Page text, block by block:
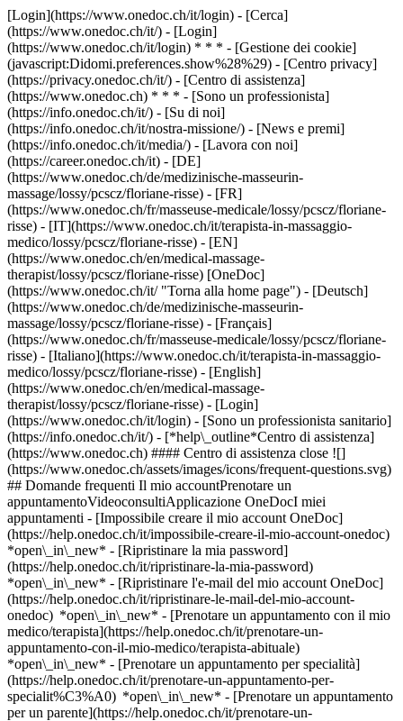
[Login](https://www.onedoc.ch/it/login) - [Cerca]
(https://www.onedoc.ch/it/) - [Login]
(https://www.onedoc.ch/it/login) * * * - [Gestione dei cookie]
(javascript:Didomi.preferences.show%28%29) - [Centro privacy]
(https://privacy.onedoc.ch/it/) - [Centro di assistenza]
(https://www.onedoc.ch) * * * - [Sono un professionista]
(https://info.onedoc.ch/it/) - [Su di noi]
(https://info.onedoc.ch/it/nostra-missione/) - [News e premi]
(https://info.onedoc.ch/it/media/) - [Lavora con noi]
(https://career.onedoc.ch/it) - [DE]
(https://www.onedoc.ch/de/medizinische-masseurin-
massage/lossy/pcscz/floriane-risse) - [FR]
(https://www.onedoc.ch/fr/masseuse-medicale/lossy/pcscz/floriane-
risse) - [IT](https://www.onedoc.ch/it/terapista-in-massaggio-
medico/lossy/pcscz/floriane-risse) - [EN]
(https://www.onedoc.ch/en/medical-massage-
therapist/lossy/pcscz/floriane-risse) [OneDoc]
(https://www.onedoc.ch/it/ "Torna alla home page") - [Deutsch]
(https://www.onedoc.ch/de/medizinische-masseurin-
massage/lossy/pcscz/floriane-risse) - [Français]
(https://www.onedoc.ch/fr/masseuse-medicale/lossy/pcscz/floriane-
risse) - [Italiano](https://www.onedoc.ch/it/terapista-in-massaggio-
medico/lossy/pcscz/floriane-risse) - [English]
(https://www.onedoc.ch/en/medical-massage-
therapist/lossy/pcscz/floriane-risse) - [Login]
(https://www.onedoc.ch/it/login) - [Sono un professionista sanitario]
(https://info.onedoc.ch/it/) - [*help\_outline*Centro di assistenza]
(https://www.onedoc.ch) #### Centro di assistenza close ![]
(https://www.onedoc.ch/assets/images/icons/frequent-questions.svg)
## Domande frequenti Il mio accountPrenotare un
appuntamentoVideoconsultiApplicazione OneDocI miei
appuntamenti - [Impossibile creare il mio account OneDoc]
(https://help.onedoc.ch/it/impossibile-creare-il-mio-account-onedoc)
*open\_in\_new* - [Ripristinare la mia password]
(https://help.onedoc.ch/it/ripristinare-la-mia-password)
*open\_in\_new* - [Ripristinare l'e-mail del mio account OneDoc]
(https://help.onedoc.ch/it/ripristinare-le-mail-del-mio-account-
onedoc) *open\_in\_new* - [Prenotare un appuntamento con il mio
medico/terapista](https://help.onedoc.ch/it/prenotare-un-
appuntamento-con-il-mio-medico/terapista-abituale)
*open\_in\_new* - [Prenotare un appuntamento per specialità]
(https://help.onedoc.ch/it/prenotare-un-appuntamento-per-
specialit%C3%A0) *open\_in\_new* - [Prenotare un appuntamento
per un parente](https://help.onedoc.ch/it/prenotare-un-